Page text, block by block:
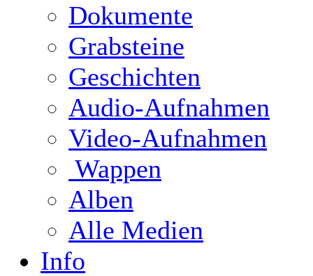
Dokumente
Grabsteine
Geschichten
Audio-Aufnahmen
Video-Aufnahmen
Wappen
Alben
Alle Medien
Info